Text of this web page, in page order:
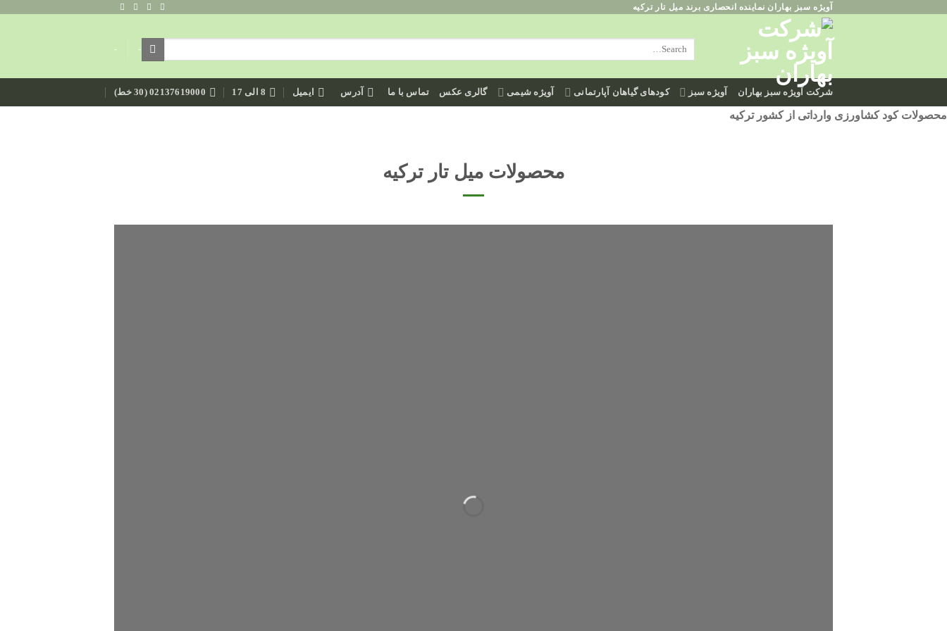
آویژه سبز بهاران نماینده انحصاری برند میل تار ترکیه
-
-
شرکت آویژه سبز بهاران آویژه سبز کودهای گیاهان آپارتمانی آویژه شیمی گالری عکس تماس با ما آدرس ایمیل 8 الی 17 02137619000 (30 خط)
محصولات کود کشاورزی وارداتی از کشور ترکیه
محصولات میل تار ترکیه